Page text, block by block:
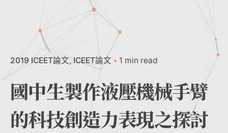
2019 ICEET論文 ICEET論文 1 min read
國中生製作液壓機械手臂
的科技創造力表現之探討